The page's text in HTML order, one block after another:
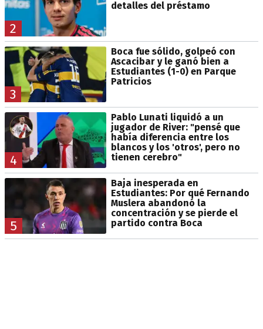
2
detalles del préstamo
3
Boca fue sólido, golpeó con
Ascacibar y le ganó bien a
Estudiantes (1-0) en Parque
Patricios
4
Pablo Lunati liquidó a un
jugador de River: "pensé que
había diferencia entre los
blancos y los 'otros', pero no
tienen cerebro"
5
Baja inesperada en
Estudiantes: Por qué Fernando
Muslera abandonó la
concentración y se pierde el
partido contra Boca